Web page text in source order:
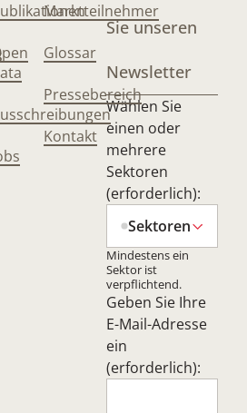
Marktteilnehmer
Glossar
Pressebereich
Kontakt
Sie unseren
Newsletter
Wählen Sie
einen oder
mehrere
Sektoren
(erforderlich):
Sektoren
Mindestens ein
Sektor ist
verpflichtend.
Geben Sie Ihre
E-Mail-Adresse
ein
(erforderlich):